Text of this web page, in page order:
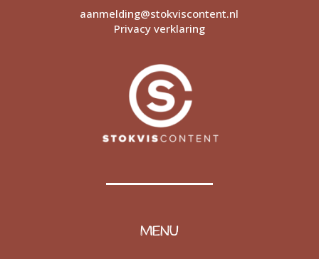
aanmelding@stokviscontent.nl
Privacy verklaring
MENU